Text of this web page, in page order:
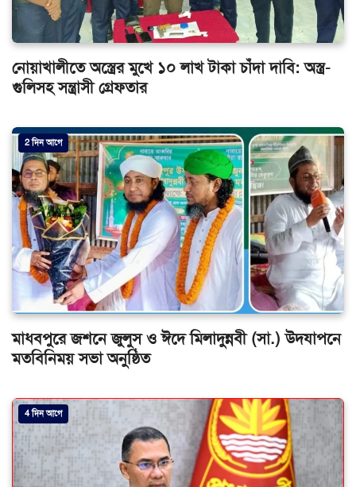
নোয়াখালীতে অস্ত্রের মুখে ১০ লাখ টাকা চাঁদা দাবি: অস্ত্র-
গুলিসহ সন্ত্রাসী গ্রেফতার
2 দিন আগে
মাধবপুরে জশনে জুলুস ও ঈদে মিলাদুন্নবী (সা.) উদযাপনে
মতবিনিময় সভা অনুষ্ঠিত
4 দিন আগে